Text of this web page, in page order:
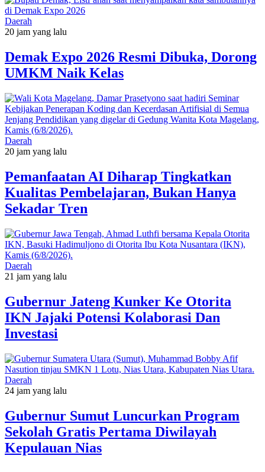
Daerah
20 jam yang lalu
Demak Expo 2026 Resmi Dibuka, Dorong
UMKM Naik Kelas
Daerah
20 jam yang lalu
Pemanfaatan AI Diharap Tingkatkan
Kualitas Pembelajaran, Bukan Hanya
Sekadar Tren
Daerah
21 jam yang lalu
Gubernur Jateng Kunker Ke Otorita
IKN Jajaki Potensi Kolaborasi Dan
Investasi
Daerah
24 jam yang lalu
Gubernur Sumut Luncurkan Program
Sekolah Gratis Pertama Diwilayah
Kepulauan Nias